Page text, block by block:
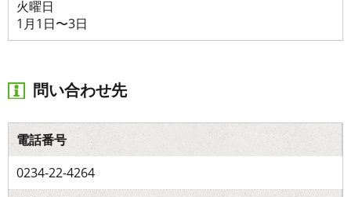
火曜日
1月1日〜3日
問い合わせ先
電話番号
0234-22-4264